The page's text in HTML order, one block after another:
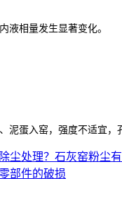
液相量发生显著变化。
泥蛋入窑，强度不适宜，
尘处理？石灰窑粉尘有
部件的破损